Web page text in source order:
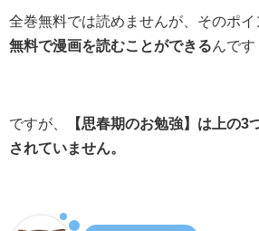
全巻無料では読めませんが、そのポイ
無料で漫画を読むことができるんです
ですが、 【思春期のお勉強】は上の3
されていません。